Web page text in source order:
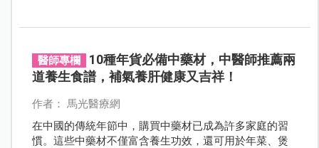
醫師專欄
10種年貨必備中藥材，中醫師推薦兩
道養生食譜，補氣養肝健康又吉祥！
作者： 馬光醫療網
在中國的傳統年節中，購買中藥材已成為許多家庭的習
慣。這些中藥材不僅富含養生功效，還可用於年菜、煲